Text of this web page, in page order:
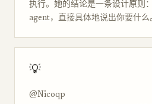
执行。她的结论是一条设计原则
agent，直接具体地说出你要什么
💡
@Nicoqp